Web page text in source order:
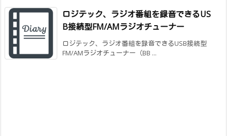
ロジテック、ラジオ番組を録音できるUS
B接続型FM/AMラジオチューナー
ロジテック、ラジオ番組を録音できるUSB接続型
FM/AMラジオチューナー（BB ...